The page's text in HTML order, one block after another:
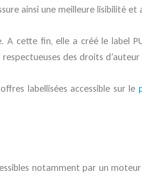
ainsi une meilleure lisibilité et
A cette fin, elle a créé le label
des droits
labellisées accessible sur le
notamment par un